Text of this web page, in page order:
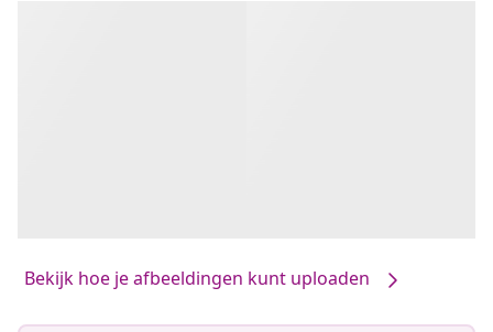
Bekijk hoe je afbeeldingen kunt uploaden